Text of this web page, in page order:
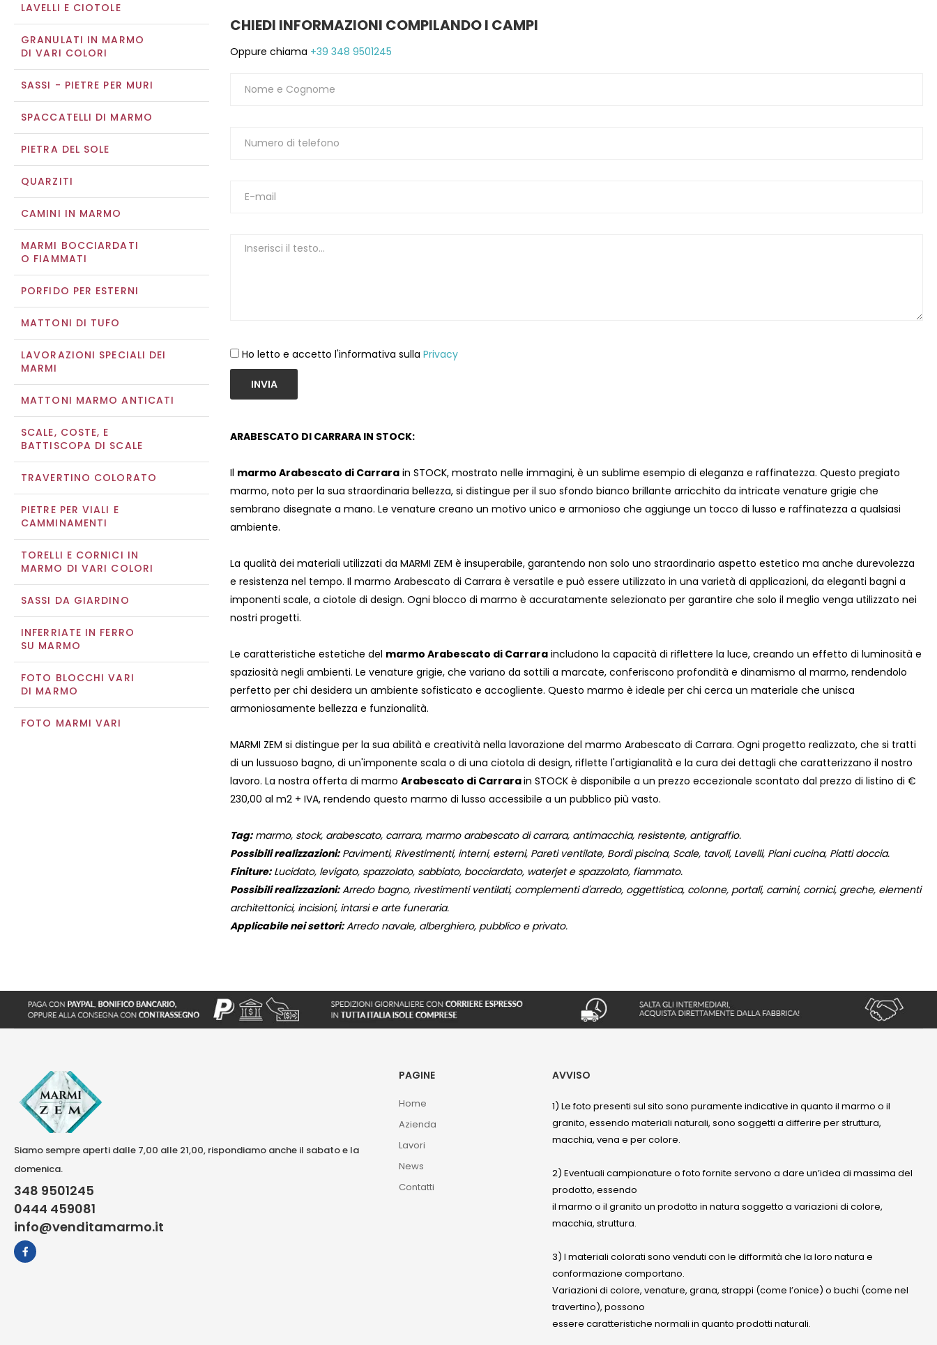
LAVELLI E CIOTOLE
GRANULATI IN MARMO
DI VARI COLORI
SASSI - PIETRE PER MURI
SPACCATELLI DI MARMO
PIETRA DEL SOLE
QUARZITI
CAMINI IN MARMO
MARMI BOCCIARDATI
O FIAMMATI
PORFIDO PER ESTERNI
MATTONI DI TUFO
LAVORAZIONI SPECIALI DEI
MARMI
MATTONI MARMO ANTICATI
SCALE, COSTE, E
BATTISCOPA DI SCALE
TRAVERTINO COLORATO
PIETRE PER VIALI E
CAMMINAMENTI
TORELLI E CORNICI IN
MARMO DI VARI COLORI
SASSI DA GIARDINO
INFERRIATE IN FERRO
SU MARMO
FOTO BLOCCHI VARI
DI MARMO
FOTO MARMI VARI
CHIEDI INFORMAZIONI COMPILANDO I CAMPI
Oppure chiama +39 348 9501245
Ho letto e accetto l'informativa sulla Privacy
INVIA
ARABESCATO DI CARRARA IN STOCK:
Il marmo Arabescato di Carrara in STOCK, mostrato nelle immagini, è un sublime esempio di eleganza e raffinatezza. Questo pregiato
marmo, noto per la sua straordinaria bellezza, si distingue per il suo sfondo bianco brillante arricchito da intricate venature grigie che
sembrano disegnate a mano. Le venature creano un motivo unico e armonioso che aggiunge un tocco di lusso e raffinatezza a qualsiasi
ambiente.
La qualità dei materiali utilizzati da MARMI ZEM è insuperabile, garantendo non solo uno straordinario aspetto estetico ma anche durevolezza
e resistenza nel tempo. Il marmo Arabescato di Carrara è versatile e può essere utilizzato in una varietà di applicazioni, da eleganti bagni a
imponenti scale, a ciotole di design. Ogni blocco di marmo è accuratamente selezionato per garantire che solo il meglio venga utilizzato nei
nostri progetti.
Le caratteristiche estetiche del marmo Arabescato di Carrara includono la capacità di riflettere la luce, creando un effetto di luminosità e
spaziosità negli ambienti. Le venature grigie, che variano da sottili a marcate, conferiscono profondità e dinamismo al marmo, rendendolo
perfetto per chi desidera un ambiente sofisticato e accogliente. Questo marmo è ideale per chi cerca un materiale che unisca
armoniosamente bellezza e funzionalità.
MARMI ZEM si distingue per la sua abilità e creatività nella lavorazione del marmo Arabescato di Carrara. Ogni progetto realizzato, che si tratti
di un lussuoso bagno, di un'imponente scala o di una ciotola di design, riflette l'artigianalità e la cura dei dettagli che caratterizzano il nostro
lavoro. La nostra offerta di marmo Arabescato di Carrarain STOCK è disponibile a un prezzo eccezionale scontato dal prezzo di listino di €
230,00 al m2 + IVA, rendendo questo marmo di lusso accessibile a un pubblico più vasto.
Tag:marmo, stock, arabescato, carrara, marmo arabescato di carrara, antimacchia, resistente, antigraffio.
Possibili realizzazioni:Pavimenti, Rivestimenti, interni, esterni, Pareti ventilate, Bordi piscina, Scale, tavoli, Lavelli, Piani cucina, Piatti doccia.
Finiture:Lucidato, levigato, spazzolato, sabbiato, bocciardato, waterjet e spazzolato, fiammato.
Possibili realizzazioni:Arredo bagno, rivestimenti ventilati, complementi d'arredo, oggettistica, colonne, portali, camini, cornici, greche, elementi
architettonici, incisioni, intarsi e arte funeraria.
Applicabile nei settori:Arredo navale, alberghiero, pubblico e privato.
Siamo sempre aperti dalle 7,00 alle 21,00, rispondiamo anche il sabato e la
domenica.
348 9501245
0444 459081
info@venditamarmo.it
PAGINE
Home
Azienda
Lavori
News
Contatti
AVVISO
1) Le foto presenti sul sito sono puramente indicative in quanto il marmo o il
granito, essendo materiali naturali, sono soggetti a differire per struttura,
macchia, vena e per colore.
2) Eventuali campionature o foto fornite servono a dare un’idea di massima del
prodotto, essendo
il marmo o il granito un prodotto in natura soggetto a variazioni di colore,
macchia, struttura.
3) I materiali colorati sono venduti con le difformità che la loro natura e
conformazione comportano.
Variazioni di colore, venature, grana, strappi (come l’onice) o buchi (come nel
travertino), possono
essere caratteristiche normali in quanto prodotti naturali.